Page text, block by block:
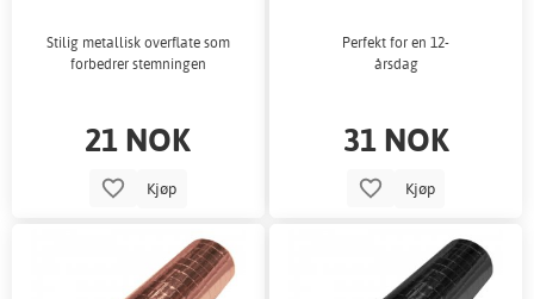
Stilig metallisk overflate som
forbedrer stemningen
21 NOK
Kjøp
Perfekt for en 12-
årsdag
31 NOK
Kjøp